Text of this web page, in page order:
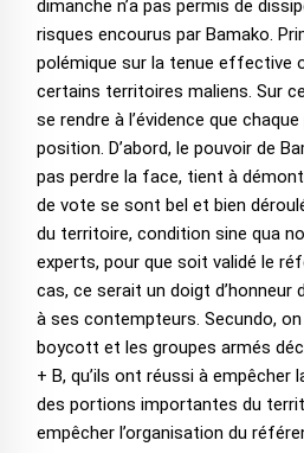
dimanche n’a pas permis de
risques encourus par Bamako.
polémique sur la tenue effective
certains territoires maliens. Sur
se rendre à l’évidence que
position. D’abord, le pouvoir de
pas perdre la face, tient à
de vote se sont bel et bien
du territoire, condition sine qua
experts, pour que soit validé le
cas, ce serait un doigt d’honneur
à ses contempteurs. Secundo,
boycott et les groupes armés
+ B, qu’ils ont réussi à empêcher
des portions importantes du
empêcher l’organisation du